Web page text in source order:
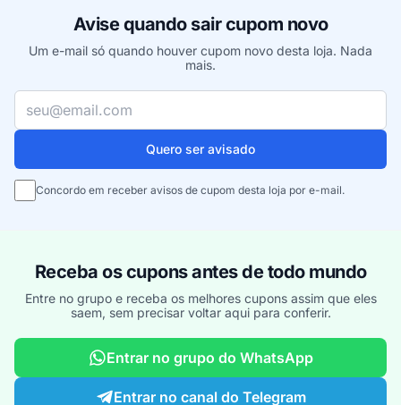
Avise quando sair cupom novo
Um e-mail só quando houver cupom novo desta loja. Nada
mais.
Seu e-mail
Quero ser avisado
Concordo em receber avisos de cupom desta loja por e-mail.
Receba os cupons antes de todo mundo
Entre no grupo e receba os melhores cupons assim que eles
saem, sem precisar voltar aqui para conferir.
Entrar no grupo do WhatsApp
Entrar no canal do Telegram